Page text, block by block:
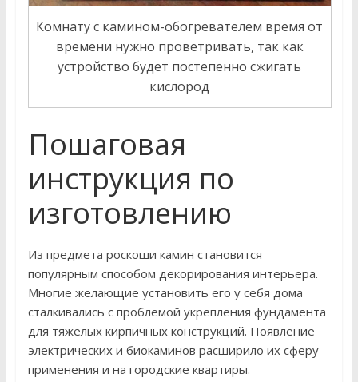
Комнату с камином-обогревателем время от
времени нужно проветривать, так как
устройство будет постепенно сжигать
кислород
Пошаговая
инструкция по
изготовлению
Из предмета роскоши камин становится
популярным способом декорирования интерьера.
Многие желающие установить его у себя дома
сталкивались с проблемой укрепления фундамента
для тяжелых кирпичных конструкций. Появление
электрических и биокаминов расширило их сферу
применения и на городские квартиры.